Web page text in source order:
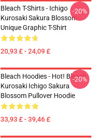
Bleach T-Shirts - Ichigo
Kurosaki Sakura Blossom
Unique Graphic T-Shirt
20,93 £ - 24,09 £
-20%
Bleach Hoodies - Hot! Bleach
Kurosaki Ichigo Sakura
Blossom Pullover Hoodie
33,93 £ - 39,46 £
-20%